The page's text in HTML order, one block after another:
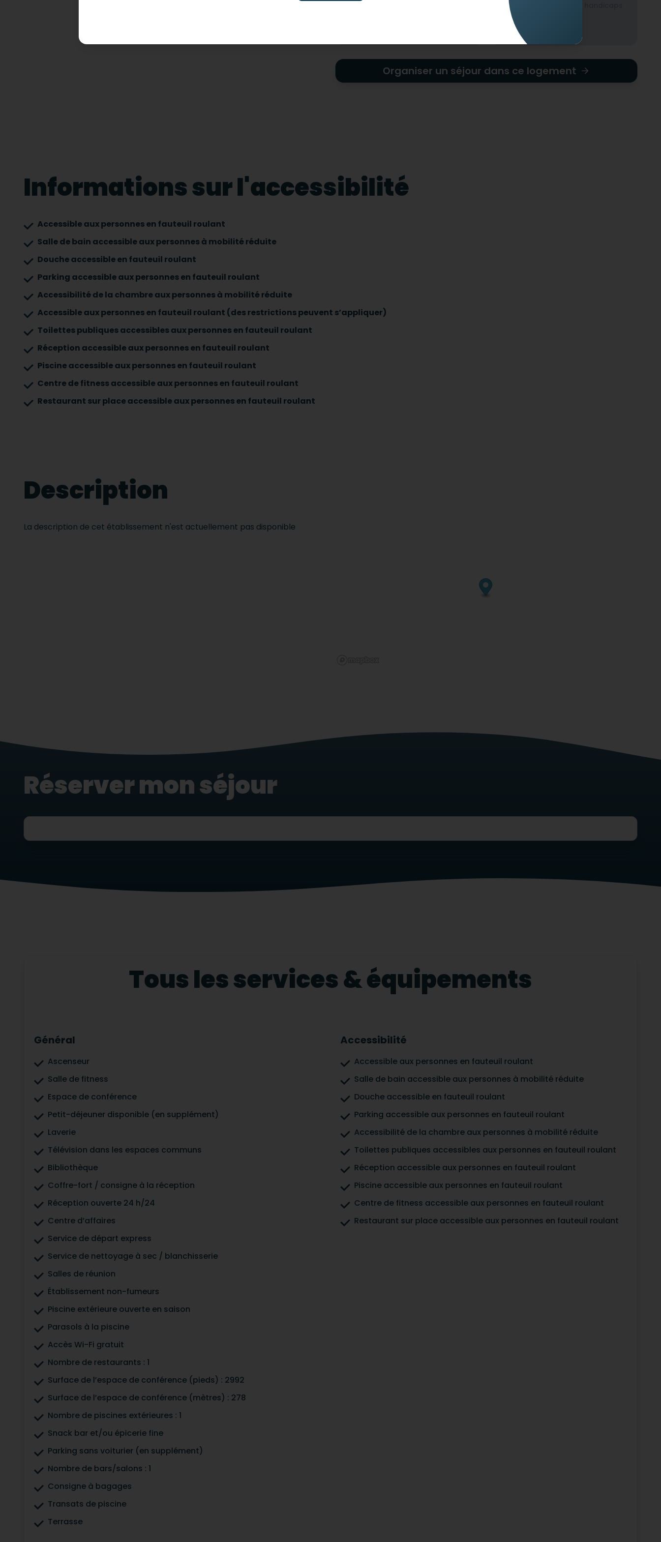
Non-adapté pour les handicaps
Organiser un séjour dans ce logement
Informations sur l'accessibilité
Accessible aux personnes en fauteuil roulant
Salle de bain accessible aux personnes à mobilité réduite
Douche accessible en fauteuil roulant
Parking accessible aux personnes en fauteuil roulant
Accessibilité de la chambre aux personnes à mobilité réduite
Accessible aux personnes en fauteuil roulant (des restrictions peuvent s’appliquer)
Toilettes publiques accessibles aux personnes en fauteuil roulant
Réception accessible aux personnes en fauteuil roulant
Piscine accessible aux personnes en fauteuil roulant
Centre de fitness accessible aux personnes en fauteuil roulant
Restaurant sur place accessible aux personnes en fauteuil roulant
Description
La description de cet établissement n'est actuellement pas disponible
Réserver mon séjour
Tous les services & équipements
Général
Ascenseur
Salle de fitness
Espace de conférence
Petit-déjeuner disponible (en supplément)
Laverie
Télévision dans les espaces communs
Bibliothèque
Coffre-fort / consigne à la réception
Réception ouverte 24 h/24
Centre d’affaires
Service de départ express
Service de nettoyage à sec / blanchisserie
Salles de réunion
Établissement non-fumeurs
Piscine extérieure ouverte en saison
Parasols à la piscine
Accès Wi-Fi gratuit
Nombre de restaurants : 1
Surface de l’espace de conférence (pieds) : 2992
Surface de l’espace de conférence (mètres) : 278
Nombre de piscines extérieures : 1
Snack bar et/ou épicerie fine
Parking sans voiturier (en supplément)
Nombre de bars/salons : 1
Consigne à bagages
Transats de piscine
Terrasse
Accessibilité
Accessible aux personnes en fauteuil roulant
Salle de bain accessible aux personnes à mobilité réduite
Douche accessible en fauteuil roulant
Parking accessible aux personnes en fauteuil roulant
Accessibilité de la chambre aux personnes à mobilité réduite
Toilettes publiques accessibles aux personnes en fauteuil roulant
Réception accessible aux personnes en fauteuil roulant
Piscine accessible aux personnes en fauteuil roulant
Centre de fitness accessible aux personnes en fauteuil roulant
Restaurant sur place accessible aux personnes en fauteuil roulant